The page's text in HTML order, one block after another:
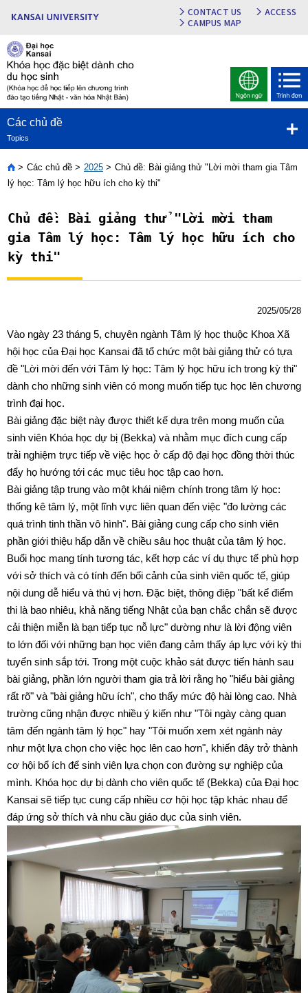
CONTACT US
ACCESS
CAMPUS MAP
Các chủ đề
Topics
Home
Các chủ đề 2025
Chủ đề: Bài giảng thử "Lời mời tham gia Tâm
lý học: Tâm lý học hữu ích cho kỳ thi"
Chủ đề: Bài giảng thử "Lời mời tham
gia Tâm lý học: Tâm lý học hữu ích cho
kỳ thi"
2025/05/28
Vào ngày 23 tháng 5, chuyên ngành Tâm lý học thuộc Khoa Xã
hội học của Đại học Kansai đã tổ chức một bài giảng thử có tựa
đề "Lời mời đến với Tâm lý học: Tâm lý học hữu ích trong kỳ thi"
dành cho những sinh viên có mong muốn tiếp tục học lên chương
trình đại học.
Bài giảng đặc biệt này được thiết kế dựa trên mong muốn của
sinh viên Khóa học dự bị (Bekka) và nhằm mục đích cung cấp
trải nghiệm trực tiếp về việc học ở cấp độ đại học đồng thời thúc
đẩy họ hướng tới các mục tiêu học tập cao hơn.
Bài giảng tập trung vào một khái niệm chính trong tâm lý học:
thống kê tâm lý, một lĩnh vực liên quan đến việc "đo lường các
quá trình tinh thần vô hình". Bài giảng cung cấp cho sinh viên
phần giới thiệu hấp dẫn về chiều sâu học thuật của tâm lý học.
Buổi học mang tính tương tác, kết hợp các ví dụ thực tế phù hợp
với sở thích và có tính đến bối cảnh của sinh viên quốc tế, giúp
nội dung dễ hiểu và thú vị hơn. Đặc biệt, thông điệp "bất kể điểm
thi là bao nhiêu, khả năng tiếng Nhật của bạn chắc chắn sẽ được
cải thiện miễn là bạn tiếp tục nỗ lực" dường như là lời động viên
to lớn đối với những bạn học viên đang cảm thấy áp lực với kỳ thi
tuyển sinh sắp tới. Trong một cuộc khảo sát được tiến hành sau
bài giảng, phần lớn người tham gia trả lời rằng họ "hiểu bài giảng
rất rõ" và "bài giảng hữu ích", cho thấy mức độ hài lòng cao. Nhà
trường cũng nhận được nhiều ý kiến ​​như "Tôi ngày càng quan
tâm đến ngành tâm lý học" hay "Tôi muốn xem xét ngành này
như một lựa chọn cho việc học lên cao hơn", khiến đây trở thành
cơ hội bổ ích để sinh viên lựa chọn con đường sự nghiệp của
mình. Khóa học dự bị dành cho viên quốc tế (Bekka) của Đại học
Kansai sẽ tiếp tục cung cấp nhiều cơ hội học tập khác nhau để
đáp ứng sở thích và nhu cầu giáo dục của sinh viên.